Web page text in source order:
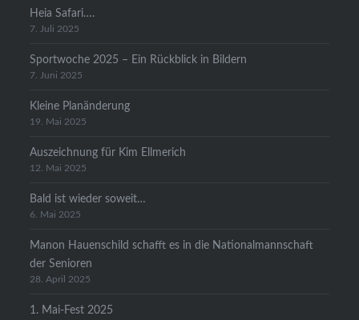
Heia Safari….
7. Juli 2025
Sportwoche 2025 – Ein Rückblick in Bildern
7. Juni 2025
Kleine Planänderung
19. Mai 2025
Auszeichnung für Kim Ellmerich
12. Mai 2025
Bald ist wieder soweit…
6. Mai 2025
Manon Hauenschild schafft es in die Nationalmannschaft
der Senioren
28. April 2025
1. Mai-Fest 2025